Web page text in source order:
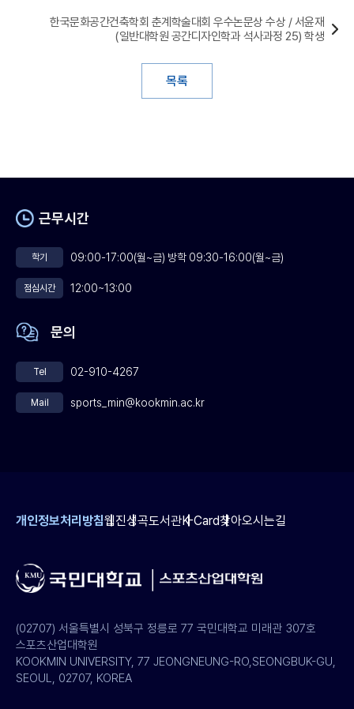
목록
한국문화공간건축학회 춘계학술대회 우수논문상 수상 / 서윤재
(일반대학원 공간디자인학과 석사과정 25) 학생
개인정보처리방침웹진성곡도서관K-Card찾아오시는길
(02707) 서울특별시 성북구 정릉로 77 국민대학교 미래관 307호
스포츠산업대학원
KOOKMIN UNIVERSITY, 77 JEONGNEUNG-RO,SEONGBUK-GU,
SEOUL, 02707, KOREA
근무시간
학기 09:00-17:00(월~금) 방학 09:30-16:00(월~금)
점심시간 12:00~13:00
문의
Tel 02-910-4267
Mail sports_min@kookmin.ac.kr